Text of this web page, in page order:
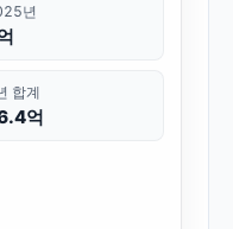
년
합계
억